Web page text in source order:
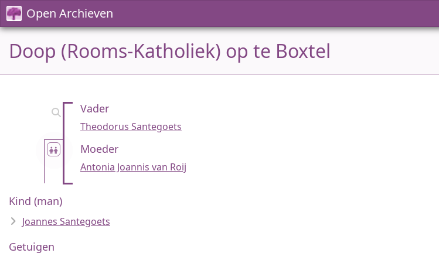
Open Archieven
Doop (Rooms-Katholiek) op te Boxtel
Vader
Theodorus Santegoets
Moeder
Antonia Joannis van Roij
Kind (man)
Joannes Santegoets
Getuigen